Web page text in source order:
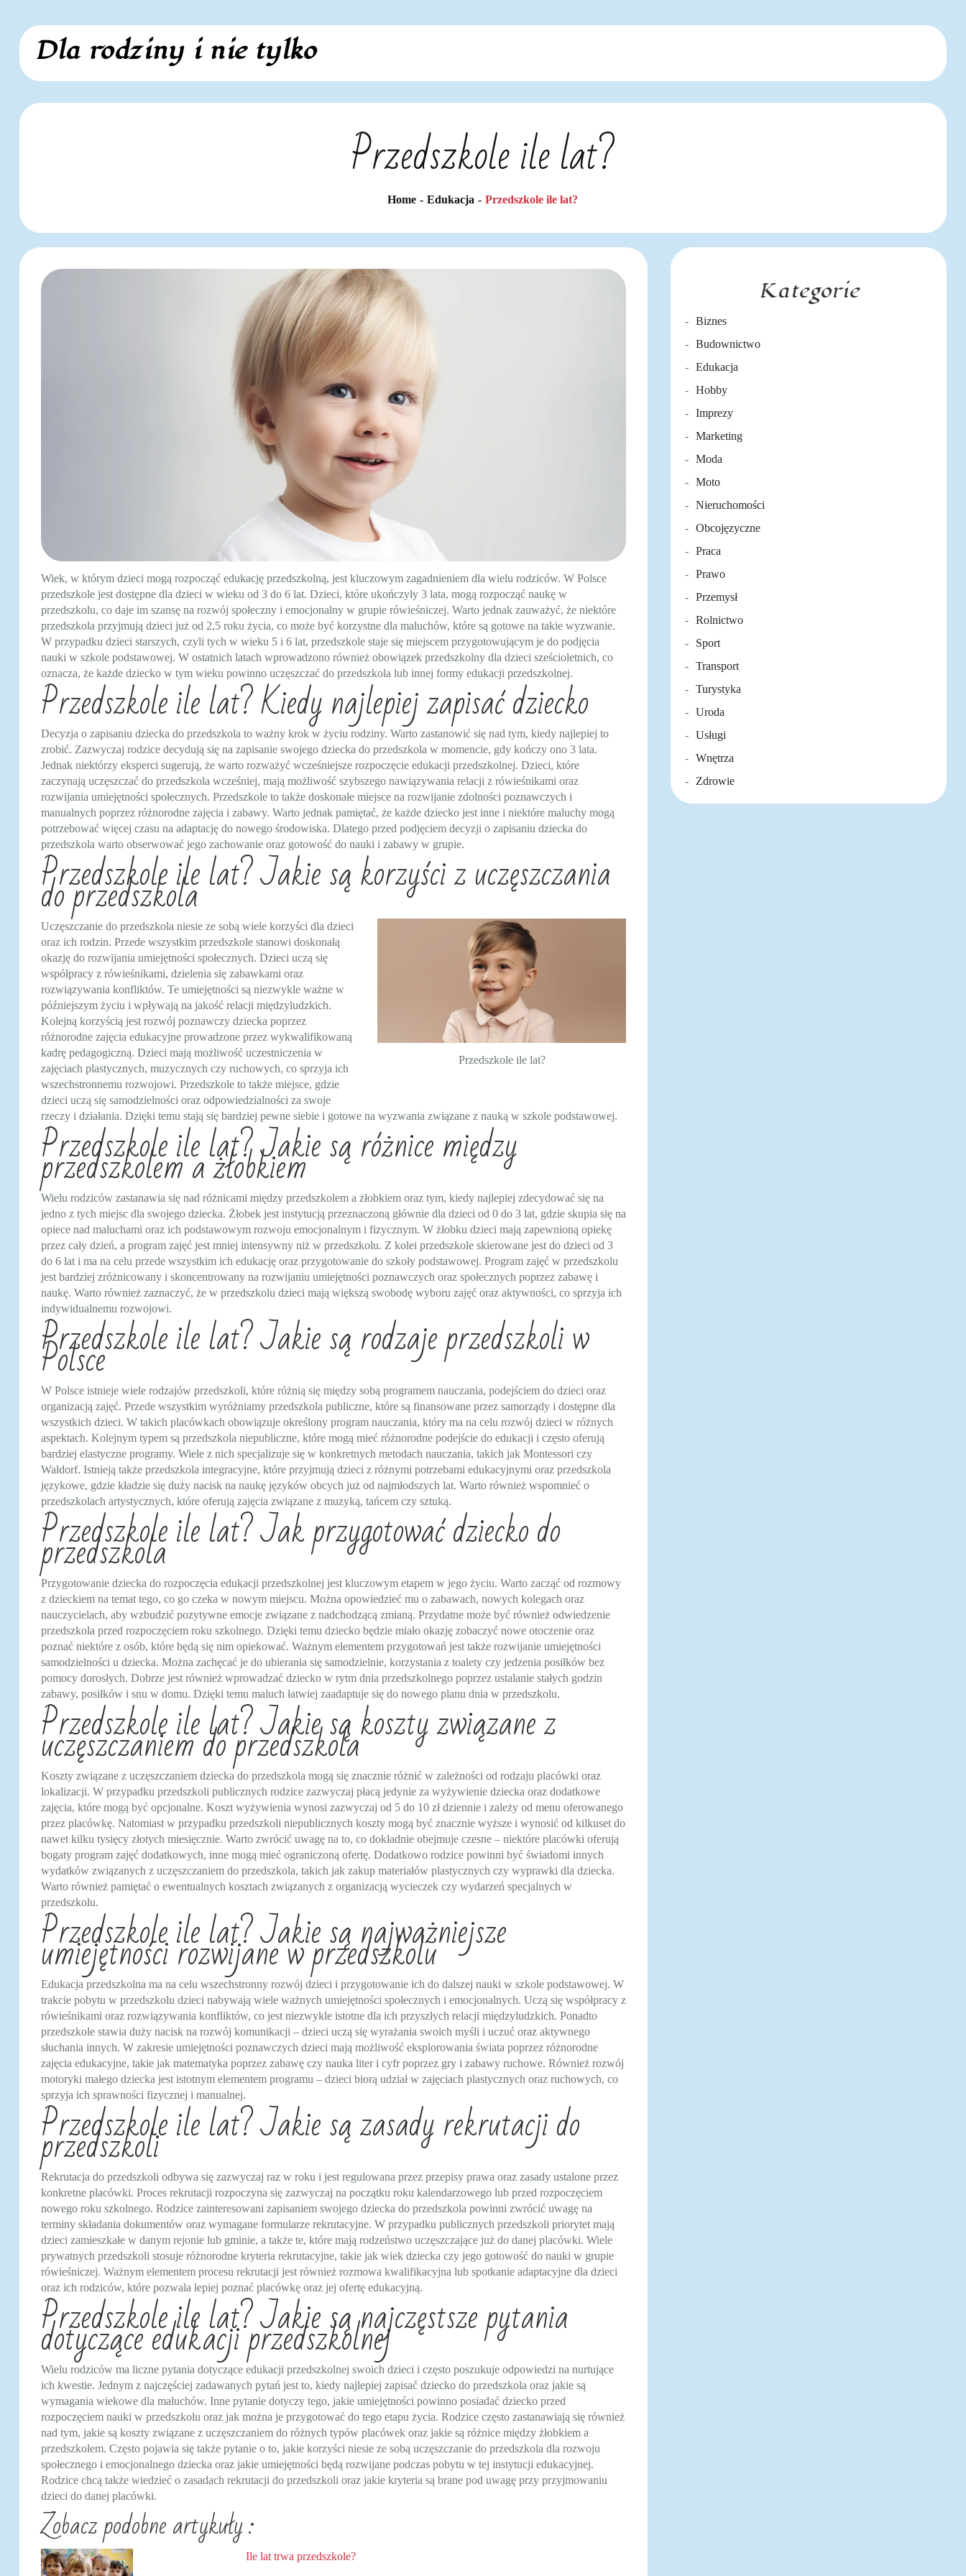
content
Dla rodziny i nie tylko
Przedszkole ile lat?
Home Edukacja Przedszkole ile lat?
Wiek, w którym dzieci mogą rozpocząć edukację przedszkolną, jest kluczowym zagadnieniem dla wielu rodziców. W Polsce
przedszkole jest dostępne dla dzieci w wieku od 3 do 6 lat. Dzieci, które ukończyły 3 lata, mogą rozpocząć naukę w
przedszkolu, co daje im szansę na rozwój społeczny i emocjonalny w grupie rówieśniczej. Warto jednak zauważyć, że niektóre
przedszkola przyjmują dzieci już od 2,5 roku życia, co może być korzystne dla maluchów, które są gotowe na takie wyzwanie.
W przypadku dzieci starszych, czyli tych w wieku 5 i 6 lat, przedszkole staje się miejscem przygotowującym je do podjęcia
nauki w szkole podstawowej. W ostatnich latach wprowadzono również obowiązek przedszkolny dla dzieci sześcioletnich, co
oznacza, że każde dziecko w tym wieku powinno uczęszczać do przedszkola lub innej formy edukacji przedszkolnej.
Przedszkole ile lat? Kiedy najlepiej zapisać dziecko
Decyzja o zapisaniu dziecka do przedszkola to ważny krok w życiu rodziny. Warto zastanowić się nad tym, kiedy najlepiej to
zrobić. Zazwyczaj rodzice decydują się na zapisanie swojego dziecka do przedszkola w momencie, gdy kończy ono 3 lata.
Jednak niektórzy eksperci sugerują, że warto rozważyć wcześniejsze rozpoczęcie edukacji przedszkolnej. Dzieci, które
zaczynają uczęszczać do przedszkola wcześniej, mają możliwość szybszego nawiązywania relacji z rówieśnikami oraz
rozwijania umiejętności społecznych. Przedszkole to także doskonałe miejsce na rozwijanie zdolności poznawczych i
manualnych poprzez różnorodne zajęcia i zabawy. Warto jednak pamiętać, że każde dziecko jest inne i niektóre maluchy mogą
potrzebować więcej czasu na adaptację do nowego środowiska. Dlatego przed podjęciem decyzji o zapisaniu dziecka do
przedszkola warto obserwować jego zachowanie oraz gotowość do nauki i zabawy w grupie.
Przedszkole ile lat? Jakie są korzyści z uczęszczania
do przedszkola
Przedszkole ile lat?
Uczęszczanie do przedszkola niesie ze sobą wiele korzyści dla dzieci
oraz ich rodzin. Przede wszystkim przedszkole stanowi doskonałą
okazję do rozwijania umiejętności społecznych. Dzieci uczą się
współpracy z rówieśnikami, dzielenia się zabawkami oraz
rozwiązywania konfliktów. Te umiejętności są niezwykle ważne w
późniejszym życiu i wpływają na jakość relacji międzyludzkich.
Kolejną korzyścią jest rozwój poznawczy dziecka poprzez
różnorodne zajęcia edukacyjne prowadzone przez wykwalifikowaną
kadrę pedagogiczną. Dzieci mają możliwość uczestniczenia w
zajęciach plastycznych, muzycznych czy ruchowych, co sprzyja ich
wszechstronnemu rozwojowi. Przedszkole to także miejsce, gdzie
dzieci uczą się samodzielności oraz odpowiedzialności za swoje
rzeczy i działania. Dzięki temu stają się bardziej pewne siebie i gotowe na wyzwania związane z nauką w szkole podstawowej.
Przedszkole ile lat? Jakie są różnice między
przedszkolem a żłobkiem
Wielu rodziców zastanawia się nad różnicami między przedszkolem a żłobkiem oraz tym, kiedy najlepiej zdecydować się na
jedno z tych miejsc dla swojego dziecka. Żłobek jest instytucją przeznaczoną głównie dla dzieci od 0 do 3 lat, gdzie skupia się na
opiece nad maluchami oraz ich podstawowym rozwoju emocjonalnym i fizycznym. W żłobku dzieci mają zapewnioną opiekę
przez cały dzień, a program zajęć jest mniej intensywny niż w przedszkolu. Z kolei przedszkole skierowane jest do dzieci od 3
do 6 lat i ma na celu przede wszystkim ich edukację oraz przygotowanie do szkoły podstawowej. Program zajęć w przedszkolu
jest bardziej zróżnicowany i skoncentrowany na rozwijaniu umiejętności poznawczych oraz społecznych poprzez zabawę i
naukę. Warto również zaznaczyć, że w przedszkolu dzieci mają większą swobodę wyboru zajęć oraz aktywności, co sprzyja ich
indywidualnemu rozwojowi.
Przedszkole ile lat? Jakie są rodzaje przedszkoli w
Polsce
W Polsce istnieje wiele rodzajów przedszkoli, które różnią się między sobą programem nauczania, podejściem do dzieci oraz
organizacją zajęć. Przede wszystkim wyróżniamy przedszkola publiczne, które są finansowane przez samorządy i dostępne dla
wszystkich dzieci. W takich placówkach obowiązuje określony program nauczania, który ma na celu rozwój dzieci w różnych
aspektach. Kolejnym typem są przedszkola niepubliczne, które mogą mieć różnorodne podejście do edukacji i często oferują
bardziej elastyczne programy. Wiele z nich specjalizuje się w konkretnych metodach nauczania, takich jak Montessori czy
Waldorf. Istnieją także przedszkola integracyjne, które przyjmują dzieci z różnymi potrzebami edukacyjnymi oraz przedszkola
językowe, gdzie kładzie się duży nacisk na naukę języków obcych już od najmłodszych lat. Warto również wspomnieć o
przedszkolach artystycznych, które oferują zajęcia związane z muzyką, tańcem czy sztuką.
Przedszkole ile lat? Jak przygotować dziecko do
przedszkola
Przygotowanie dziecka do rozpoczęcia edukacji przedszkolnej jest kluczowym etapem w jego życiu. Warto zacząć od rozmowy
z dzieckiem na temat tego, co go czeka w nowym miejscu. Można opowiedzieć mu o zabawach, nowych kolegach oraz
nauczycielach, aby wzbudzić pozytywne emocje związane z nadchodzącą zmianą. Przydatne może być również odwiedzenie
przedszkola przed rozpoczęciem roku szkolnego. Dzięki temu dziecko będzie miało okazję zobaczyć nowe otoczenie oraz
poznać niektóre z osób, które będą się nim opiekować. Ważnym elementem przygotowań jest także rozwijanie umiejętności
samodzielności u dziecka. Można zachęcać je do ubierania się samodzielnie, korzystania z toalety czy jedzenia posiłków bez
pomocy dorosłych. Dobrze jest również wprowadzać dziecko w rytm dnia przedszkolnego poprzez ustalanie stałych godzin
zabawy, posiłków i snu w domu. Dzięki temu maluch łatwiej zaadaptuje się do nowego planu dnia w przedszkolu.
Przedszkole ile lat? Jakie są koszty związane z
uczęszczaniem do przedszkola
Koszty związane z uczęszczaniem dziecka do przedszkola mogą się znacznie różnić w zależności od rodzaju placówki oraz
lokalizacji. W przypadku przedszkoli publicznych rodzice zazwyczaj płacą jedynie za wyżywienie dziecka oraz dodatkowe
zajęcia, które mogą być opcjonalne. Koszt wyżywienia wynosi zazwyczaj od 5 do 10 zł dziennie i zależy od menu oferowanego
przez placówkę. Natomiast w przypadku przedszkoli niepublicznych koszty mogą być znacznie wyższe i wynosić od kilkuset do
nawet kilku tysięcy złotych miesięcznie. Warto zwrócić uwagę na to, co dokładnie obejmuje czesne – niektóre placówki oferują
bogaty program zajęć dodatkowych, inne mogą mieć ograniczoną ofertę. Dodatkowo rodzice powinni być świadomi innych
wydatków związanych z uczęszczaniem do przedszkola, takich jak zakup materiałów plastycznych czy wyprawki dla dziecka.
Warto również pamiętać o ewentualnych kosztach związanych z organizacją wycieczek czy wydarzeń specjalnych w
przedszkolu.
Przedszkole ile lat? Jakie są najważniejsze
umiejętności rozwijane w przedszkolu
Edukacja przedszkolna ma na celu wszechstronny rozwój dzieci i przygotowanie ich do dalszej nauki w szkole podstawowej. W
trakcie pobytu w przedszkolu dzieci nabywają wiele ważnych umiejętności społecznych i emocjonalnych. Uczą się współpracy z
rówieśnikami oraz rozwiązywania konfliktów, co jest niezwykle istotne dla ich przyszłych relacji międzyludzkich. Ponadto
przedszkole stawia duży nacisk na rozwój komunikacji – dzieci uczą się wyrażania swoich myśli i uczuć oraz aktywnego
słuchania innych. W zakresie umiejętności poznawczych dzieci mają możliwość eksplorowania świata poprzez różnorodne
zajęcia edukacyjne, takie jak matematyka poprzez zabawę czy nauka liter i cyfr poprzez gry i zabawy ruchowe. Również rozwój
motoryki małego dziecka jest istotnym elementem programu – dzieci biorą udział w zajęciach plastycznych oraz ruchowych, co
sprzyja ich sprawności fizycznej i manualnej.
Przedszkole ile lat? Jakie są zasady rekrutacji do
przedszkoli
Rekrutacja do przedszkoli odbywa się zazwyczaj raz w roku i jest regulowana przez przepisy prawa oraz zasady ustalone przez
konkretne placówki. Proces rekrutacji rozpoczyna się zazwyczaj na początku roku kalendarzowego lub przed rozpoczęciem
nowego roku szkolnego. Rodzice zainteresowani zapisaniem swojego dziecka do przedszkola powinni zwrócić uwagę na
terminy składania dokumentów oraz wymagane formularze rekrutacyjne. W przypadku publicznych przedszkoli priorytet mają
dzieci zamieszkałe w danym rejonie lub gminie, a także te, które mają rodzeństwo uczęszczające już do danej placówki. Wiele
prywatnych przedszkoli stosuje różnorodne kryteria rekrutacyjne, takie jak wiek dziecka czy jego gotowość do nauki w grupie
rówieśniczej. Ważnym elementem procesu rekrutacji jest również rozmowa kwalifikacyjna lub spotkanie adaptacyjne dla dzieci
oraz ich rodziców, które pozwala lepiej poznać placówkę oraz jej ofertę edukacyjną.
Przedszkole ile lat? Jakie są najczęstsze pytania
dotyczące edukacji przedszkolnej
Wielu rodziców ma liczne pytania dotyczące edukacji przedszkolnej swoich dzieci i często poszukuje odpowiedzi na nurtujące
ich kwestie. Jednym z najczęściej zadawanych pytań jest to, kiedy najlepiej zapisać dziecko do przedszkola oraz jakie są
wymagania wiekowe dla maluchów. Inne pytanie dotyczy tego, jakie umiejętności powinno posiadać dziecko przed
rozpoczęciem nauki w przedszkolu oraz jak można je przygotować do tego etapu życia. Rodzice często zastanawiają się również
nad tym, jakie są koszty związane z uczęszczaniem do różnych typów placówek oraz jakie są różnice między żłobkiem a
przedszkolem. Często pojawia się także pytanie o to, jakie korzyści niesie ze sobą uczęszczanie do przedszkola dla rozwoju
społecznego i emocjonalnego dziecka oraz jakie umiejętności będą rozwijane podczas pobytu w tej instytucji edukacyjnej.
Rodzice chcą także wiedzieć o zasadach rekrutacji do przedszkoli oraz jakie kryteria są brane pod uwagę przy przyjmowaniu
dzieci do danej placówki.
Zobacz podobne artykuły :
Ile lat trwa przedszkole?
Kategorie
Biznes
Budownictwo
Edukacja
Hobby
Imprezy
Marketing
Moda
Moto
Nieruchomości
Obcojęzyczne
Praca
Prawo
Przemysł
Rolnictwo
Sport
Transport
Turystyka
Uroda
Usługi
Wnętrza
Zdrowie